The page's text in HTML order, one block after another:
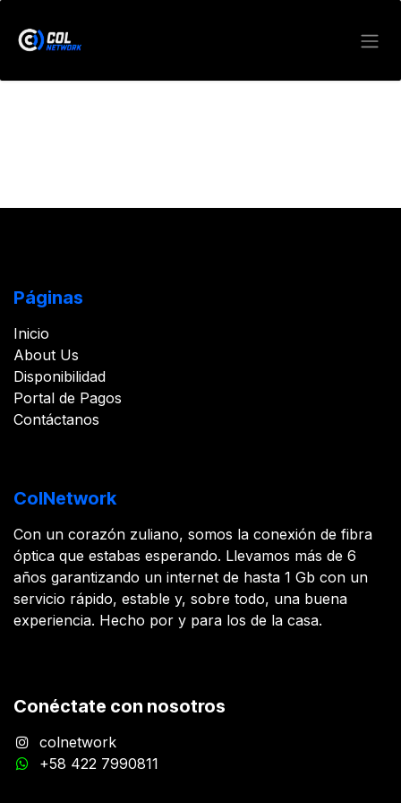
Páginas
Inicio
About Us
Disponibilidad
Portal de Pagos
Contáctanos
ColNetwork
Con un corazón zuliano, somos la conexión de fibra
óptica que estabas esperando. Llevamos más de 6
años garantizando un internet de hasta 1 Gb con un
servicio rápido, estable y, sobre todo, una buena
experiencia. Hecho por y para los de la casa.
Conéctate con nosotros
colnetwork
+58 422 7990811